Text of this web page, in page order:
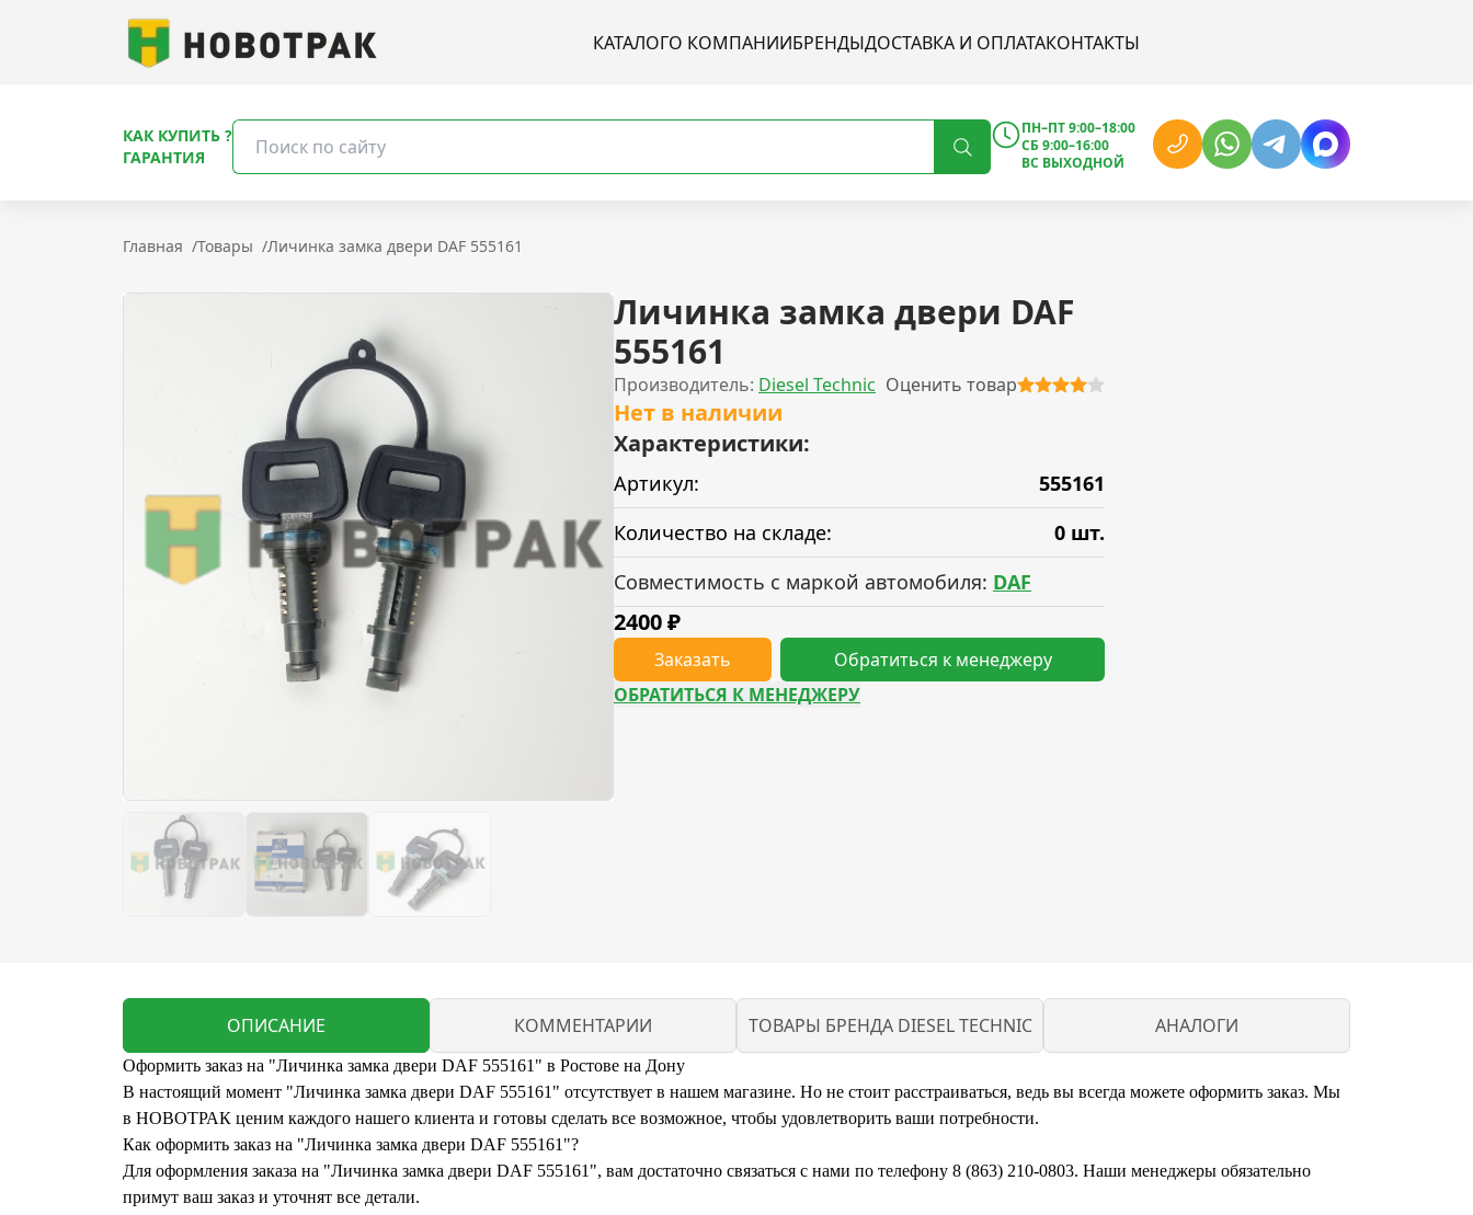
КАТАЛОГО КОМПАНИИБРЕНДЫДОСТАВКА И ОПЛАТАКОНТАКТЫ
КАК КУПИТЬ ?
ГАРАНТИЯ
ПН–ПТ 9:00–18:00
СБ 9:00–16:00
ВС ВЫХОДНОЙ
Главная /Товары /Личинка замка двери DAF 555161
Личинка замка двери DAF
555161
Производитель: Diesel Technic Оценить товар
Нет в наличии
Характеристики:
Артикул:
555161
Количество на складе:
0 шт.
Совместимость с маркой автомобиля: DAF
2400₽
Заказать
Обратиться к менеджеру
ОБРАТИТЬСЯ К МЕНЕДЖЕРУ
ОПИСАНИЕ КОММЕНТАРИИ ТОВАРЫ БРЕНДА DIESEL TECHNIC АНАЛОГИ
Оформить заказ на "Личинка замка двери DAF 555161" в Ростове на Дону
В настоящий момент "Личинка замка двери DAF 555161" отсутствует в нашем магазине. Но не стоит расстраиваться, ведь вы всегда можете оформить заказ. Мы
в НОВОТРАК ценим каждого нашего клиента и готовы сделать все возможное, чтобы удовлетворить ваши потребности.
Как оформить заказ на "Личинка замка двери DAF 555161"?
Для оформления заказа на "Личинка замка двери DAF 555161", вам достаточно связаться с нами по телефону 8 (863) 210-0803. Наши менеджеры обязательно
примут ваш заказ и уточнят все детали.